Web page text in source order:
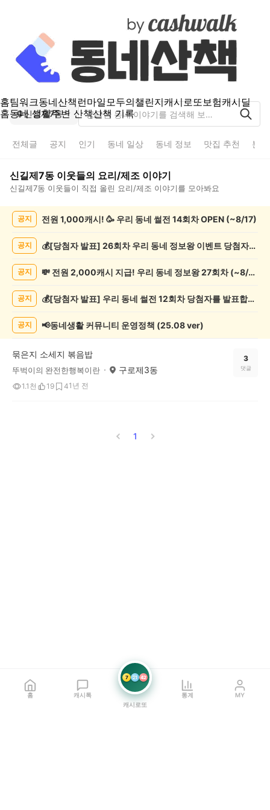
홈팀워크동네산책 런마일모두의챌린지캐시로또보험캐시딜
홈동네 생활주변 산책산책 기록
신길제7동
전체글 공지 인기 동네 일상 동네 정보 맛집 추천 분
신길제7동 이웃들의 요리/제조 이야기
신길제7동 이웃들이 직접 올린 요리/제조 이야기를 모아봐요
리/
글
공지 전원 1,000캐시! 🥳 우리 동네 썰전 14회차 OPEN (~8/17)
공지 💰[당첨자 발표] 26회차 우리 동네 정보왕 이벤트 당첨자를 발표합니다!
공지 💸 전원 2,000캐시 지급! 우리 동네 정보왕 27회차 (~8/10)
공지 💰[당첨자 발표] 우리 동네 썰전 12회차 당첨자를 발표합니다!
공지 📢동네생활 커뮤니티 운영정책 (25.08 ver)
묶은지 소세지 볶음밥
뚜벅이의 완전한행복이란 구로제3동
1.1천 19 41년 전
3
댓글
1
홈 캐시톡
7 21 42
캐시로또
통계 MY